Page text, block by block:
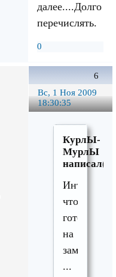
далее....Долго
перечислять.
0
6
Вс, 1 Ноя 2009
18:30:35
КурлЫ-
МурлЫ
Интересно
что
готовят
на
замену
...